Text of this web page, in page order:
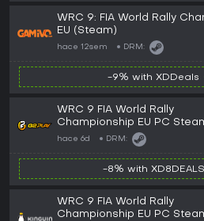
WRC 9: FIA World Rally
EU (Steam)
hace 12sem DRM:
-9% with XDDeals
WRC 9 FIA World Rally
Championship EU PC
hace 6d DRM:
-8% with XD8DEALS
WRC 9 FIA World Rally
Championship EU PC